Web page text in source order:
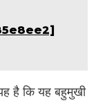
है कि यह बहुमुखी